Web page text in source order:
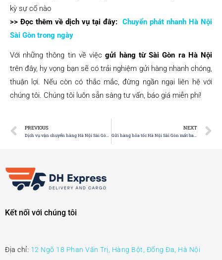
kỳ sự cố nào
>> Đọc thêm về dịch vụ tại đây: Chuyển phát nhanh Hà Nội
Sài Gòn trong ngày
Với những thông tin về việcgửi hàng từ Sài Gòn ra Hà Nội
trên đây, hy vọng bạn sẽ có trải nghiệm gửi hàng nhanh chóng,
thuận lợi. Nếu còn có thắc mắc, đừng ngần ngại liên hệ với
chúng tôi. Chúng tôi luôn sẵn sàng tư vấn, báo giá miễn phí!
PREVIOUS NEXT
Kết nối với chúng tôi
Địa chỉ: 12 Ngõ 18 Phan Văn Trị, Hàng Bột, Đống Đa, Hà Nội